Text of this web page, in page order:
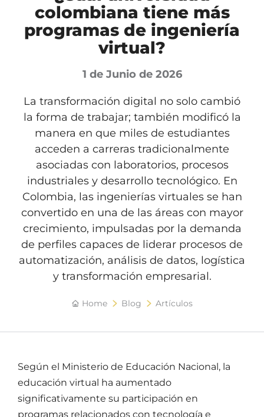
colombiana tiene más
programas de ingeniería
virtual?
1 de Junio de 2026
La transformación digital no solo cambió
la forma de trabajar; también modificó la
manera en que miles de estudiantes
acceden a carreras tradicionalmente
asociadas con laboratorios, procesos
industriales y desarrollo tecnológico. En
Colombia, las ingenierías virtuales se han
convertido en una de las áreas con mayor
crecimiento, impulsadas por la demanda
de perfiles capaces de liderar procesos de
automatización, análisis de datos, logística
y transformación empresarial.
Home Blog Artículos
Según el Ministerio de Educación Nacional, la
educación virtual ha aumentado
significativamente su participación en
programas relacionados con tecnología e